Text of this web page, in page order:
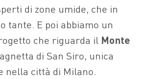
di zone umide, che in
tante. E poi abbiamo un
che riguarda il Monte
di San Siro, unica
nella città di Milano.